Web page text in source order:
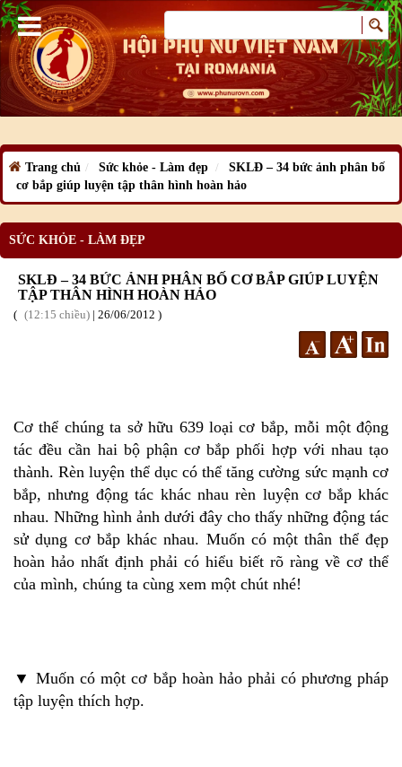
Trang chủ Sức khỏe - Làm đẹp
SKLĐ – 34 bức ảnh phân bố
cơ bắp giúp luyện tập thân hình hoàn hảo
SỨC KHỎE - LÀM ĐẸP
SKLĐ – 34 BỨC ẢNH PHÂN BỐ CƠ BẮP GIÚP LUYỆN
TẬP THÂN HÌNH HOÀN HẢO
12:15 chiều | 26/06/2012
Cơ thể chúng ta sở hữu 639 loại cơ bắp, mỗi một động
tác đều cần hai bộ phận cơ bắp phối hợp với nhau tạo
thành. Rèn luyện thể dục có thể tăng cường sức mạnh cơ
bắp, nhưng động tác khác nhau rèn luyện cơ bắp khác
nhau. Những hình ảnh dưới đây cho thấy những động tác
sử dụng cơ bắp khác nhau. Muốn có một thân thể đẹp
hoàn hảo nhất định phải có hiểu biết rõ ràng về cơ thể
của mình, chúng ta cùng xem một chút nhé!
▼ Muốn có một cơ bắp hoàn hảo phải có phương pháp
tập luyện thích hợp.